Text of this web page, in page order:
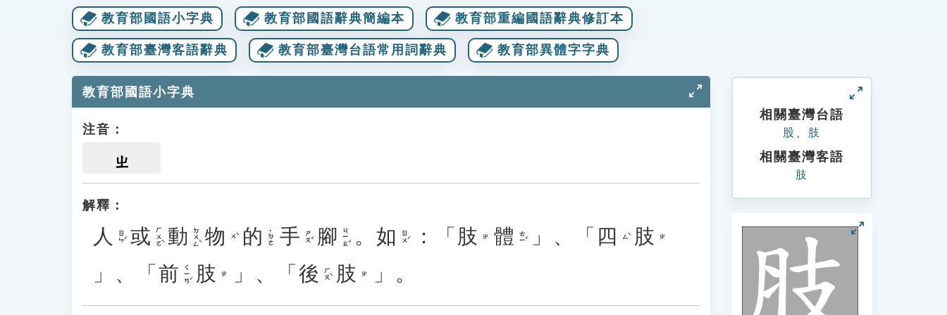
教育部國語小字典 教育部國語辭典簡編本 教育部重編國語辭典修訂本
教育部臺灣客語辭典 教育部臺灣台語常用詞辭典 教育部異體字字典
教育部國語小字典
注音：
ㄓ
解釋：
人 ㄖㄣˊ 或 ㄏㄨㄛˋ 動 ㄉㄨㄥˋ 物 ㄨˋ 的 ˙ㄉㄜ 手 ㄕㄡˇ 腳 ㄐㄧㄠˇ 。 如 ㄖㄨˊ ：「 肢 ㄓ 體 ㄊㄧˇ 」、「 四 ㄙˋ 肢 ㄓ
」、「 前 ㄑㄧㄢˊ 肢 ㄓ 」、「 後 ㄏㄡˋ 肢 ㄓ 」。
相關臺灣台語
股 肢
相關臺灣客語
肢